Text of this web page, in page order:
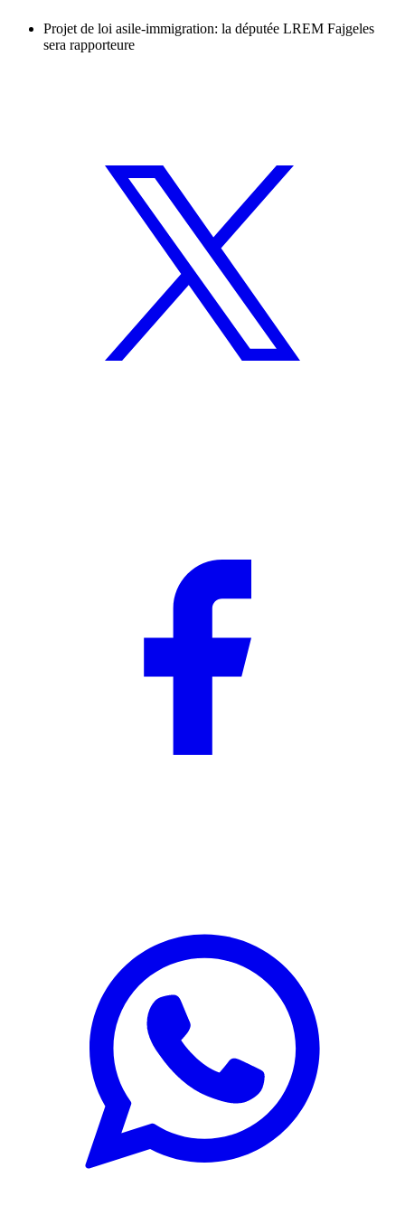
Projet de loi asile-immigration: la députée LREM Fajgeles
sera rapporteure